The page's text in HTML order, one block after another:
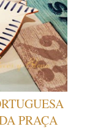
PRAÇA